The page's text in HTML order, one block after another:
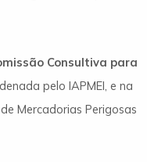
Consultiva para
pelo IAPMEI, e na
Mercadorias Perigosas